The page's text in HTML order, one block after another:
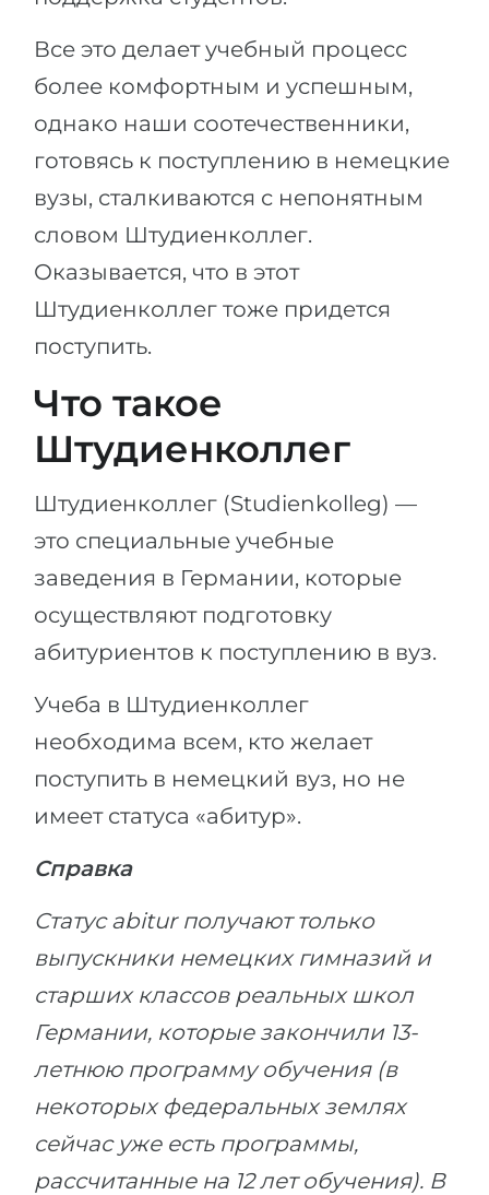
Все это делает учебный процесс
более комфортным и успешным,
однако наши соотечественники,
готовясь к поступлению в немецкие
вузы, сталкиваются с непонятным
словом Штудиенколлег.
Оказывается, что в этот
Штудиенколлег тоже придется
поступить.
Что такое
Штудиенколлег
Штудиенколлег (Studienkolleg) —
это специальные учебные
заведения в Германии, которые
осуществляют подготовку
абитуриентов к поступлению в вуз.
Учеба в Штудиенколлег
необходима всем, кто желает
поступить в немецкий вуз, но не
имеет статуса «абитур».
Справка
Статус abitur получают только
выпускники немецких гимназий и
старших классов реальных школ
Германии, которые закончили 13-
летнюю программу обучения (в
некоторых федеральных землях
сейчас уже есть программы,
рассчитанные на 12 лет обучения). В